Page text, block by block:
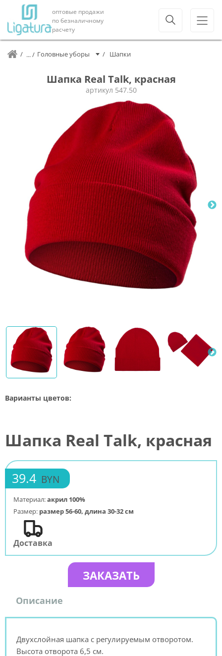
оптовые продажи
по безналичному
расчету
Головные уборы Шапки
Шапка Real Talk, красная
артикул 547.50
Варианты цветов:
Шапка Real Talk, красная
39.4 BYN
Материал:акрил 100%
Размер: размер 56-60, длина 30-32 см
Доставка
ЗАКАЗАТЬ
Описание
Двухслойная шапка с регулируемым отворотом.
Высота отворота 6,5 см.